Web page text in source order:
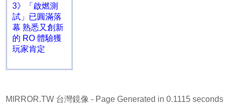
3》「啟燃測
試」已圓滿落
幕 熟悉又創新
的 RO 體驗獲
玩家肯定
MIRROR.TW 台灣鏡像 - Page Generated in 0.1115 seconds